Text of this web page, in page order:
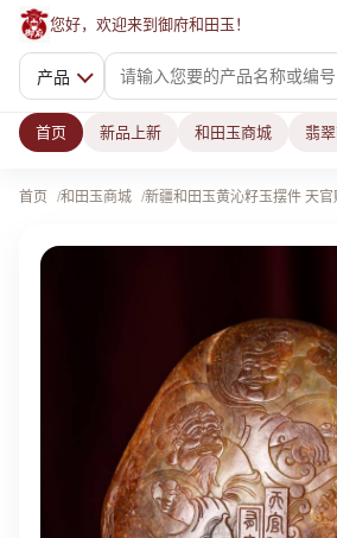
您好，欢迎来到御府和田玉！
产品
首页 新品上新 和田玉商城 翡
首页 和田玉商城 新疆和田玉黄沁籽玉摆件 天